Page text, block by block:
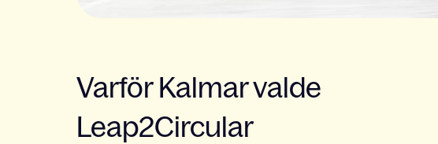
Varför Kalmar valde
Leap2Circular